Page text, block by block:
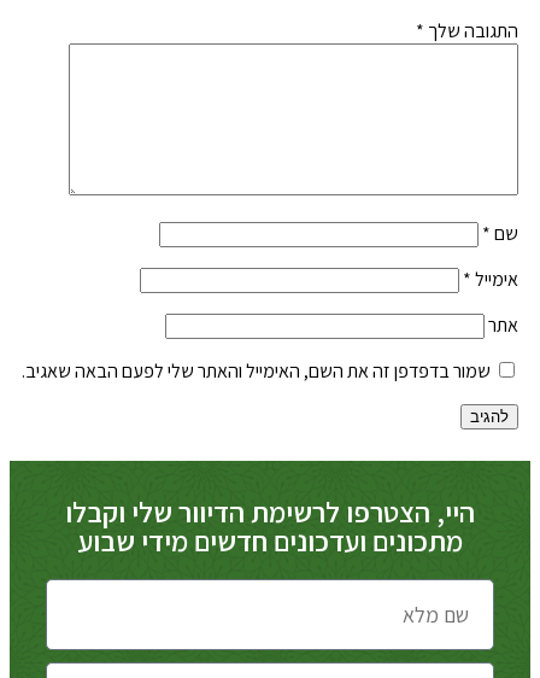
התגובה שלך *
שם*
אימייל*
אתר
שמור בדפדפן זה את השם, האימייל והאתר שלי לפעם הבאה שאגיב.
היי, הצטרפו לרשימת הדיוור שלי וקבלו
מתכונים ועדכונים חדשים מידי שבוע